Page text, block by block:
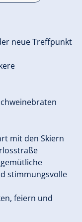
neue Treffpunkt
mit den Skiern
stimmungsvolle
feiern und